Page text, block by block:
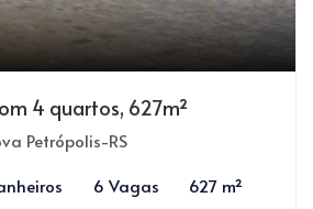
4 quartos, 627m²
Petrópolis-RS
6 Vagas 627 m²